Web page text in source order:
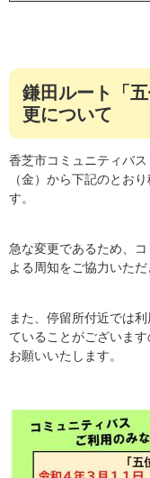
鎌田ルート「
更について
香芝市コミュニティバ
（金）から下記のとお
す。
急な変更であるため、
よる周知をご協力いた
また、停留所付近では
ていることがございま
お願いいたします。